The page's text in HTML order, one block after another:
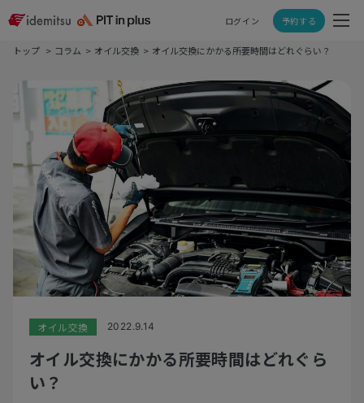
ログイン 予約する
トップ コラム オイル交換 オイル交換にかかる所要時間はどれぐらい？
オイル交換 2022.9.14
オイル交換にかかる所要時間はどれぐら
い？